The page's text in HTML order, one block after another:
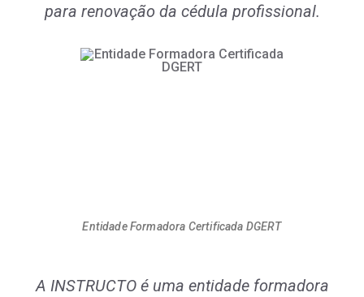
para renovação da cédula profissional.
Entidade Formadora Certificada DGERT
A INSTRUCTO é uma entidade formadora